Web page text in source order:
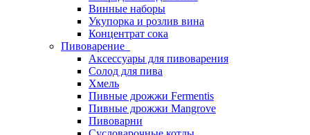
Винные наборы
Укупорка и розлив вина
Концентрат сока
Пивоварение
Аксессуары для пивоварения
Солод для пива
Хмель
Пивные дрожжи Fermentis
Пивные дрожжи Mangrove
Пивоварни